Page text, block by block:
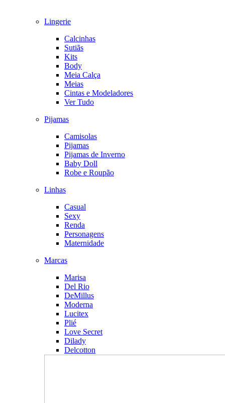
Lingerie
Calcinhas
Sutiãs
Kits
Body
Meia Calça
Meias
Cintas e Modeladores
Ver Tudo
Pijamas
Camisolas
Pijamas
Pijamas de Inverno
Baby Doll
Robe e Roupão
Linhas
Casual
Sexy
Renda
Personagens
Maternidade
Marcas
Marisa
Del Rio
DeMillus
Moderna
Lucitex
Plié
Love Secret
Dilady
Delcotton